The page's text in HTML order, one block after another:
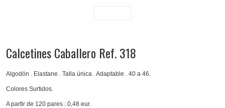
Calcetines Caballero Ref. 318
Algodón . Elastane . Talla única . Adaptable . 40 a 46.
Colores Surtidos.
A partir de 120 pares : 0,48 eur.